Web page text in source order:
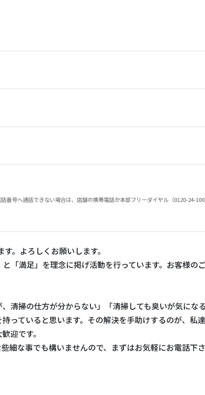
番号へ通話できない場合は、店舗の携帯電話か本部フリーダイヤル（0120-24-
。よろしくお願いします。
「満足」を理念に掲げ活動を行っています。お客様の
清掃の仕方が分からない」「清掃しても臭いが気にな
っていると思います。その解決を手助けするのが、私
迎です。
細な事でも構いませんので、まずはお気軽にお電話下さ